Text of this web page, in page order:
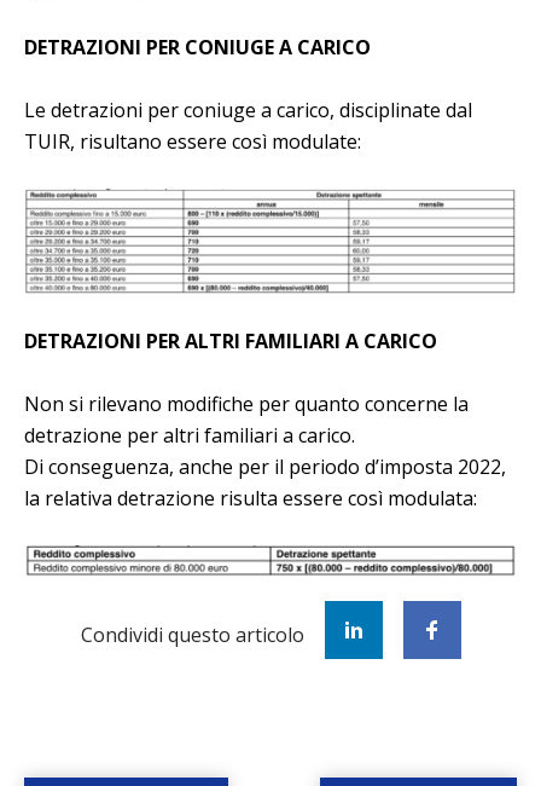
DETRAZIONI PER CONIUGE A CARICO
Le detrazioni per coniuge a carico, disciplinate dal
TUIR, risultano essere così modulate:
DETRAZIONI PER ALTRI FAMILIARI A CARICO
Non si rilevano modifiche per quanto concerne la
detrazione per altri familiari a carico.
Di conseguenza, anche per il periodo d’imposta 2022,
la relativa detrazione risulta essere così modulata:
Condividi questo articolo